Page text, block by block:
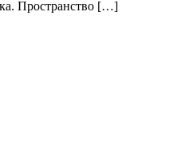
Пространство […]